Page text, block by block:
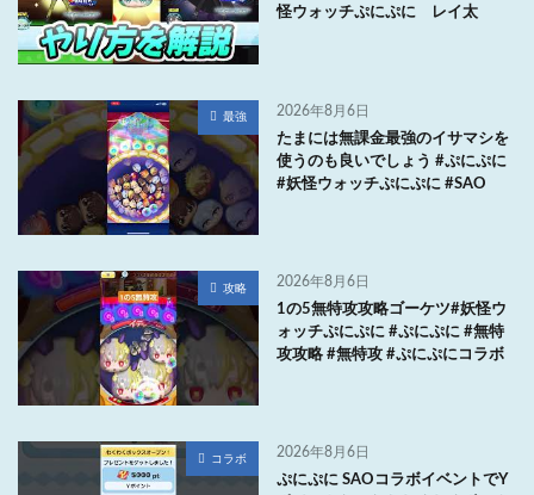
怪ウォッチぷにぷに レイ太
最強 2026年8月6日
たまには無課金最強のイサマシを
使うのも良いでしょう #ぷにぷに
#妖怪ウォッチぷにぷに #SAO
攻略 2026年8月6日
1の5無特攻攻略ゴーケツ#妖怪ウ
ォッチぷにぷに #ぷにぷに #無特
攻攻略 #無特攻 #ぷにぷにコラボ
コラボ 2026年8月6日
ぷにぷに SAOコラボイベントでY